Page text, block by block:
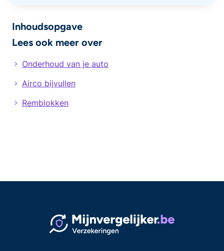
Inhoudsopgave
Lees ook meer over
​Onderhoud van je auto
Airco bijvullen
Remblokken